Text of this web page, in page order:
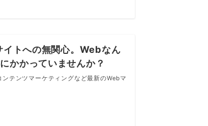
トへの無関心。Webなん
かかっていませんか？
テンツマーケティングなど最新のWebマ